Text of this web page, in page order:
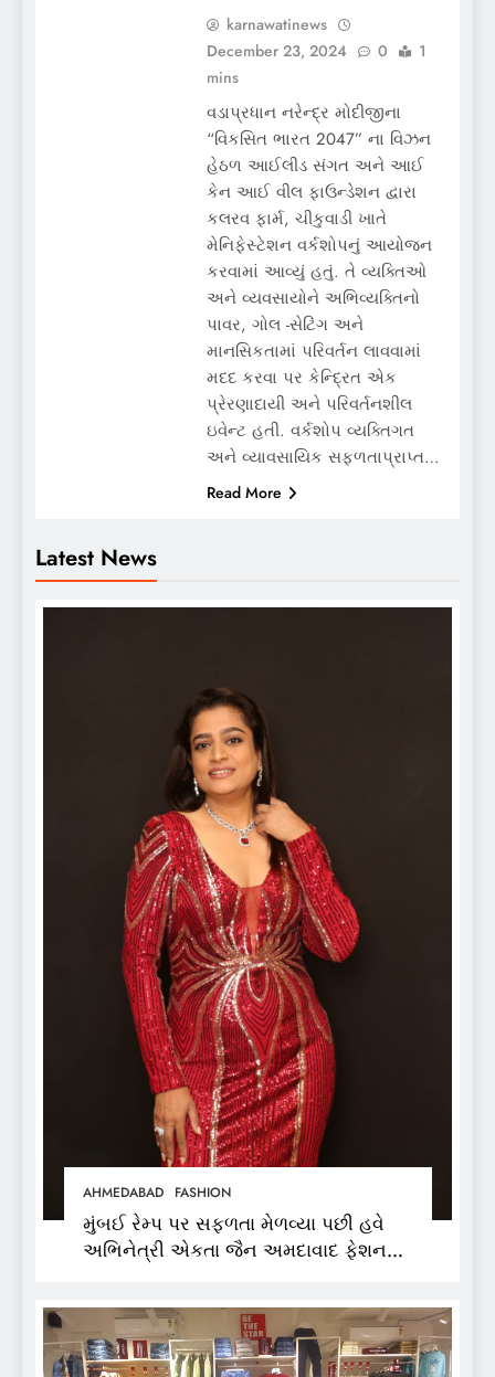
Latest News
AHMEDABAD FASHION
મુંબઈ રેમ્પ પર સફળતા મેળવ્યા પછી હવે
અભિનેત્રી એકતા જૈન અમદાવાદ ફેશન
karnawatinews
December 23, 2024
0
1
mins
વડાપ્રધાન નરેન્દ્ર મોદીજીના
“વિકસિત ભારત 2047” ના વિઝન
હેઠળ આઈલીડ સંગત અને આઈ
કેન આઈ વીલ ફાઉન્ડેશન દ્વારા
કલરવ ફાર્મ, ચીકુવાડી ખાતે
મેનિફેસ્ટેશન વર્કશોપનું આયોજન
કરવામાં આવ્યું હતું. તે વ્યક્તિઓ
અને વ્યવસાયોને અભિવ્યક્તિનો
પાવર, ગોલ -સેટિંગ અને
માનસિકતામાં પરિવર્તન લાવવામાં
મદદ કરવા પર કેન્દ્રિત એક
પ્રેરણાદાયી અને પરિવર્તનશીલ
ઇવેન્ટ હતી. વર્કશોપ વ્યક્તિગત
અને વ્યાવસાયિક સફળતાપ્રાપ્ત…
Read More